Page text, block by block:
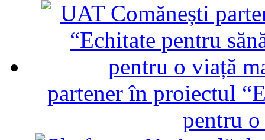
partener în proiectul
pentru